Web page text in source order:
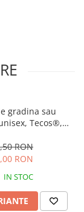
gradina sau
Tecos®,
cu gauri pentru
aerului, foarte
RON
RON
IN STOC